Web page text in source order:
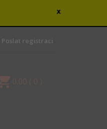
x
Poslat registraci
0.00 ( 0 )